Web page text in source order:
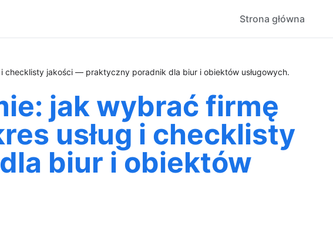
Strona główna
checklisty jakości — praktyczny poradnik dla biur i obiektów usługowych.
jak wybrać firmę
usług i checklisty
biur i obiektów